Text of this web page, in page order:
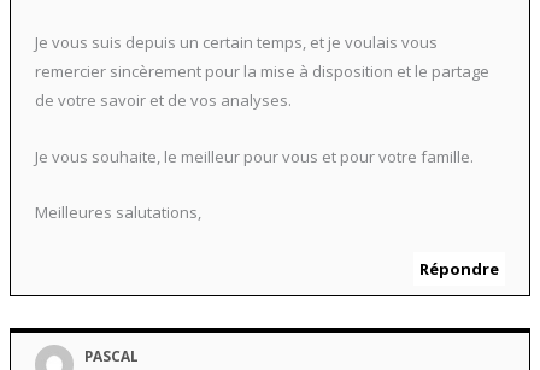
Je vous suis depuis un certain temps, et je voulais vous
remercier sincèrement pour la mise à disposition et le partage
de votre savoir et de vos analyses.
Je vous souhaite, le meilleur pour vous et pour votre famille.
Meilleures salutations,
Répondre
PASCAL